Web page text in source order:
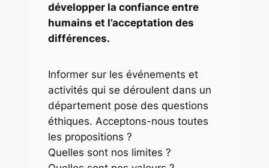
développer la confiance entre
humains et l’acceptation des
différences.
Informer sur les événements et
activités qui se déroulent dans un
département pose des questions
éthiques. Acceptons-nous toutes
les propositions ?
Quelles sont nos limites ?